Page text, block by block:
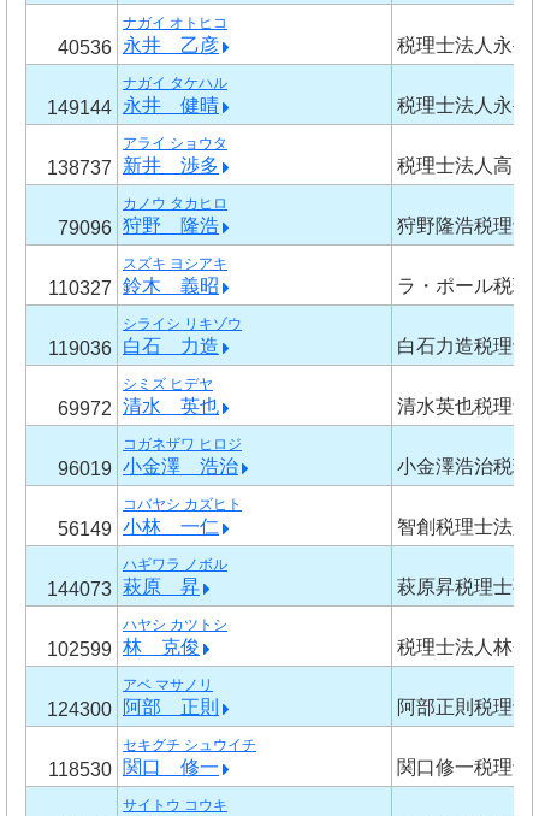
40536
ナガイ オトヒコ
永井 乙彦 税理士法人永井
149144
ナガイ タケハル
永井 健晴 税理士法人永井
138737
アライ ショウタ
新井 渉多 税理士法人高
79096
カノウ タカヒロ
狩野 隆浩 狩野隆浩税理士
110327
スズキ ヨシアキ
鈴木 義昭 ラ・ポール税理
119036
シライシ リキゾウ
白石 力造 白石力造税理士
69972
シミズ ヒデヤ
清水 英也 清水英也税理士
96019
コガネザワ ヒロジ
小金澤 浩治 小金澤浩治税理
56149
コバヤシ カズヒト
小林 一仁 智創税理士法
144073
ハギワラ ノボル
萩原 昇 萩原昇税理士事
102599
ハヤシ カツトシ
林 克俊 税理士法人林会
124300
アベ マサノリ
阿部 正則 阿部正則税理士
118530
セキグチ シュウイチ
関口 修一 関口修一税理士
サイトウ コウキ